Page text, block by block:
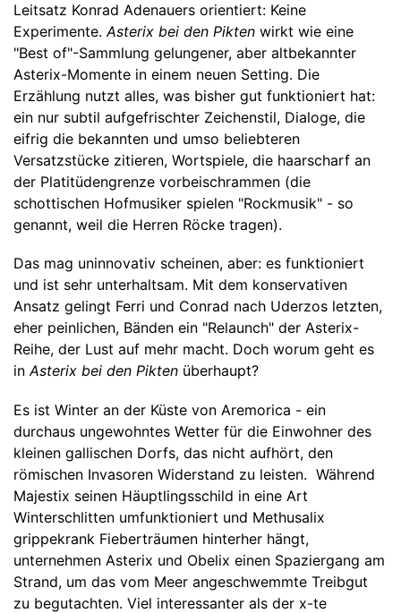
Leitsatz Konrad Adenauers orientiert: Keine
Experimente.Asterix bei den Pikten wirkt wie eine
"Best of"-Sammlung gelungener, aber altbekannter
Asterix-Momente in einem neuen Setting. Die
Erzählung nutzt alles, was bisher gut funktioniert hat:
ein nur subtil aufgefrischter Zeichenstil, Dialoge, die
eifrig die bekannten und umso beliebteren
Versatzstücke zitieren, Wortspiele, die haarscharf an
der Platitüdengrenze vorbeischrammen (die
schottischen Hofmusiker spielen "Rockmusik" - so
genannt, weil die Herren Röcke tragen).
Das mag uninnovativ scheinen, aber: es funktioniert
und ist sehr unterhaltsam. Mit dem konservativen
Ansatz gelingt Ferri und Conrad nach Uderzos letzten,
eher peinlichen, Bänden ein "Relaunch" der Asterix-
Reihe, der Lust auf mehr macht. Doch worum geht es
inAsterix bei den Pikten überhaupt?
Es ist Winter an der Küste von Aremorica - ein
durchaus ungewohntes Wetter für die Einwohner des
kleinen gallischen Dorfs, das nicht aufhört, den
römischen Invasoren Widerstand zu leisten. Während
Majestix seinen Häuptlingsschild in eine Art
Winterschlitten umfunktioniert und Methusalix
grippekrank Fieberträumen hinterher hängt,
unternehmen Asterix und Obelix einen Spaziergang am
Strand, um das vom Meer angeschwemmte Treibgut
zu begutachten. Viel interessanter als der x-te